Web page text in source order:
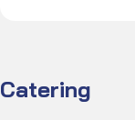
Catering